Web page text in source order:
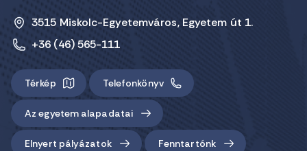
3515 Miskolc-Egyetemváros, Egyetem út 1.
+36 (46) 565-111
Térkép Telefonkönyv
Az egyetem alapadatai
Elnyert pályázatok Fenntartónk